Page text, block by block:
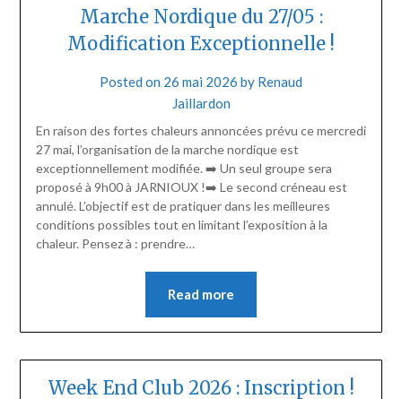
Marche Nordique du 27/05 :
Modification Exceptionnelle !
Posted on 26 mai 2026 by Renaud
Jaillardon
En raison des fortes chaleurs annoncées prévu ce mercredi
27 mai, l’organisation de la marche nordique est
exceptionnellement modifiée. ➡️ Un seul groupe sera
proposé à 9h00 à JARNIOUX !➡️ Le second créneau est
annulé. L’objectif est de pratiquer dans les meilleures
conditions possibles tout en limitant l’exposition à la
chaleur. Pensez à : prendre…
Read more
Week End Club 2026 : Inscription !